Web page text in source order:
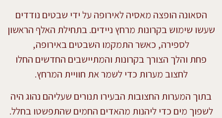
הסאונה הופצה מאסיה לאירופה על ידי שבטים נודדים
שעשו שימוש בקרונות מרחץ ניידים. בתחילת האלף הראשון
לספירה, כאשר התמקמו השבטים באירופה,
פחת והלך הצורך בקרונות והמתיישבים החדשים החלו
לחצוב מערות כדי לשמר את חוויית המרחץ.
בתוך המערות החצובות הבעירו תנורים שעליהם נהוג היה
לשפוך מים כדי ליהנות מהאדים החמים שהתפשטו בחלל.